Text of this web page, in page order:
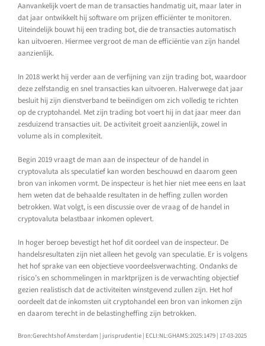
Aanvankelijk voert de man de transacties handmatig uit, maar later in
dat jaar ontwikkelt hij software om prijzen efficiënter te monitoren.
Uiteindelijk bouwt hij een trading bot, die de transacties automatisch
kan uitvoeren. Hiermee vergroot de man de efficiëntie van zijn handel
aanzienlijk.
In 2018 werkt hij verder aan de verfijning van zijn trading bot, waardoor
deze zelfstandig en snel transacties kan uitvoeren. Halverwege dat jaar
besluit hij zijn dienstverband te beëindigen om zich volledig te richten
op de cryptohandel. Met zijn trading bot voert hij in dat jaar meer dan
zesduizend transacties uit. De activiteit groeit aanzienlijk, zowel in
volume als in complexiteit.
Begin 2019 vraagt de man aan de inspecteur of de handel in
cryptovaluta als speculatief kan worden beschouwd en daarom geen
bron van inkomen vormt. De inspecteur is het hier niet mee eens en laat
hem weten dat de behaalde resultaten in de heffing zullen worden
betrokken. Wat volgt, is een discussie over de vraag of de handel in
cryptovaluta belastbaar inkomen oplevert.
In hoger beroep bevestigt het hof dit oordeel van de inspecteur. De
handelsresultaten zijn niet alleen het gevolg van speculatie. Er is volgens
het hof sprake van een objectieve voordeelsverwachting. Ondanks de
risico’s en schommelingen in marktprijzen is de verwachting objectief
gezien realistisch dat de activiteiten winstgevend zullen zijn. Het hof
oordeelt dat de inkomsten uit cryptohandel een bron van inkomen zijn
en daarom terecht in de belastingheffing zijn betrokken.
Bron:Gerechtshof Amsterdam | jurisprudentie | ECLI:NL:GHAMS:2025:1479 | 17-03-2025